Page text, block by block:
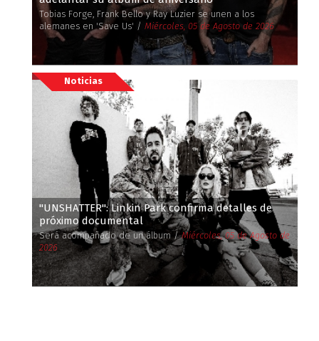
Tobias Forge, Frank Bello y Ray Luzier se unen a los
alemanes en 'Save Us' / Miércoles, 05 de Agosto de 2026
Noticias
''UNSHATTER'': Linkin Park confirma detalles de
próximo documental
Será acompañado de un álbum /Miércoles, 05 de Agosto de
2026